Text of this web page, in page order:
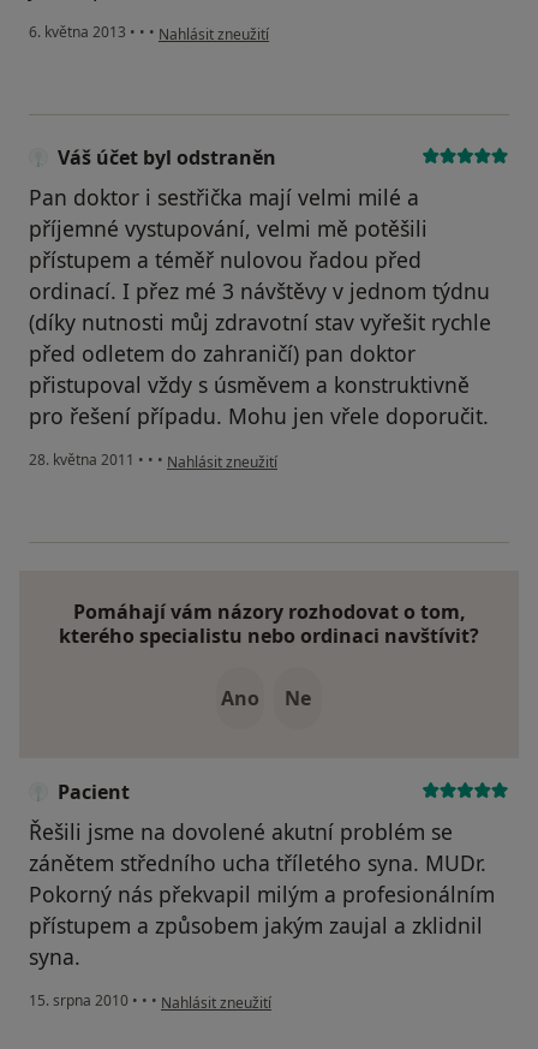
6. května 2013 • • • podle názoru uživatele Váš účet byl odstraněn
Nahlásit zneužití
Váš účet byl odstraněn
Pan doktor i sestřička mají velmi milé a
příjemné vystupování, velmi mě potěšili
přístupem a téměř nulovou řadou před
ordinací. I přez mé 3 návštěvy v jednom týdnu
(díky nutnosti můj zdravotní stav vyřešit rychle
před odletem do zahraničí) pan doktor
přistupoval vždy s úsměvem a konstruktivně
pro řešení případu. Mohu jen vřele doporučit.
28. května 2011 • • • podle názoru uživatele Váš účet byl odstraněn
Nahlásit zneužití
Pomáhají vám názory rozhodovat o tom,
kterého specialistu nebo ordinaci navštívit?
Ano Ne
Pacient
Řešili jsme na dovolené akutní problém se
zánětem středního ucha tříletého syna. MUDr.
Pokorný nás překvapil milým a profesionálním
přístupem a způsobem jakým zaujal a zklidnil
syna.
15. srpna 2010 • • • podle názoru uživatele Pacient
Nahlásit zneužití